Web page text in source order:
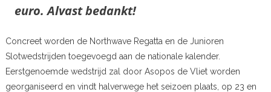
euro. Alvast bedankt!
Concreet worden de Northwave Regatta en de Junioren
Slotwedstrijden toegevoegd aan de nationale kalender.
Eerstgenoemde wedstrijd zal door Asopos de Vliet worden
georganiseerd en vindt halverwege het seizoen plaats, op 23 en